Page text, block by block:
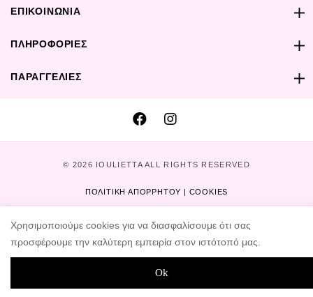
ΕΠΙΚΟΙΝΩΝΙΑ
ΠΛΗΡΟΦΟΡΙΕΣ
ΠΑΡΑΓΓΕΛΙΕΣ
© 2026 IOULIETTA ALL RIGHTS RESERVED
ΠΟΛΙΤΙΚΗ ΑΠΟΡΡΗΤΟΥ | COOKIES
Χρησιμοποιούμε cookies για να διασφαλίσουμε ότι σας
προσφέρουμε την καλύτερη εμπειρία στον ιστότοπό μας.
Ok